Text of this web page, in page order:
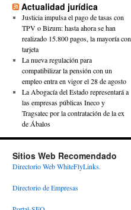
Actualidad jurídica
Justicia impulsa el pago de tasas con
TPV o Bizum: hasta ahora se han
realizado 15.800 pagos, la mayoría con
tarjeta
La nueva regulación para
compatibilizar la pensión con un
empleo entra en vigor el 28 de agosto
La Abogacía del Estado representará a
las empresas públicas Ineco y
Tragsatec por la contratación de la ex
de Ábalos
Sitios Web Recomendado
Directorio Web WhiteFlyLinks.
Directorio de Empresas